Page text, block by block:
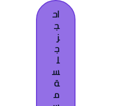
اح
ج
ز
ج
ل
س
ة
م